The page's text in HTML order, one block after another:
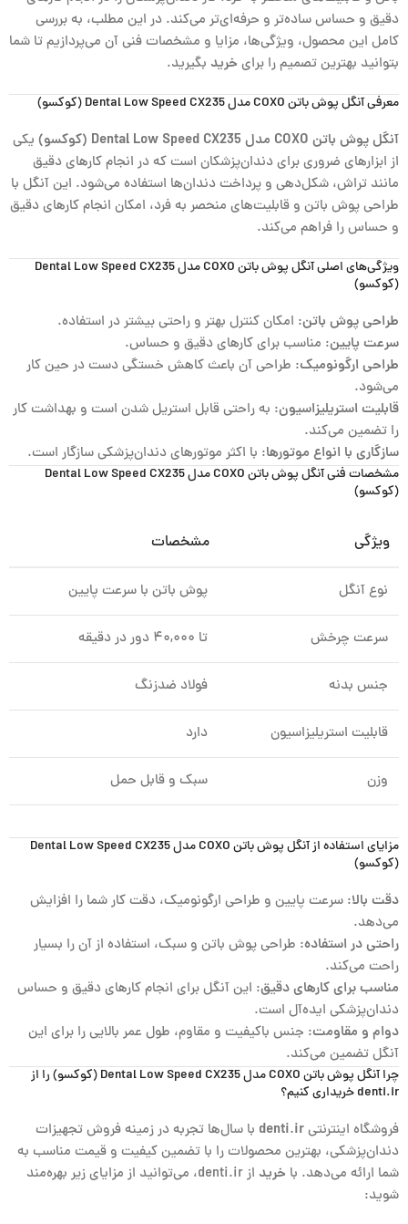
دقیق و حساس ساده‌تر و حرفه‌ای‌تر می‌کند. در این مطلب، به بررسی
کامل این محصول، ویژگی‌ها، مزایا و مشخصات فنی آن می‌پردازیم تا شما
بتوانید بهترین تصمیم را برای خرید بگیرید.
معرفی آنگل پوش باتن COXO مدل Dental Low Speed CX235 (کوکسو)
آنگل پوش باتن COXO مدل Dental Low Speed CX235 (کوکسو)
یکی
از ابزارهای ضروری برای دندان‌پزشکان است که در انجام کارهای دقیق
مانند تراش، شکل‌دهی و پرداخت دندان‌ها استفاده می‌شود. این آنگل با
طراحی پوش باتن و قابلیت‌های منحصر به فرد، امکان انجام کارهای دقیق
و حساس را فراهم می‌کند.
ویژگی‌های اصلی آنگل پوش باتن COXO مدل Dental Low Speed CX235
(کوکسو)
طراحی پوش باتن: امکان کنترل بهتر و راحتی بیشتر در استفاده.
سرعت پایین: مناسب برای کارهای دقیق و حساس.
طراحی ارگونومیک: طراحی آن باعث کاهش خستگی دست در حین کار
می‌شود.
قابلیت استریلیزاسیون: به راحتی قابل استریل شدن است و بهداشت کار
را تضمین می‌کند.
سازگاری با انواع موتورها: با اکثر موتورهای دندان‌پزشکی سازگار است.
مشخصات فنی آنگل پوش باتن COXO مدل Dental Low Speed CX235
(کوکسو)
ویژگی مشخصات
نوع آنگل پوش باتن با سرعت پایین
سرعت چرخش تا ۴۰,۰۰۰ دور در دقیقه
جنس بدنه فولاد ضدزنگ
قابلیت استریلیزاسیون دارد
وزن سبک و قابل حمل
مزایای استفاده از آنگل پوش باتن COXO مدل Dental Low Speed CX235
(کوکسو)
دقت بالا: سرعت پایین و طراحی ارگونومیک، دقت کار شما را افزایش
می‌دهد.
راحتی در استفاده: طراحی پوش باتن و سبک، استفاده از آن را بسیار
راحت می‌کند.
مناسب برای کارهای دقیق: این آنگل برای انجام کارهای دقیق و حساس
دندان‌پزشکی ایده‌آل است.
دوام و مقاومت: جنس باکیفیت و مقاوم، طول عمر بالایی را برای این
آنگل تضمین می‌کند.
چرا آنگل پوش باتن COXO مدل Dental Low Speed CX235 (کوکسو) را از
denti.ir خریداری کنیم؟
فروشگاه اینترنتیdenti.ir با سال‌ها تجربه در زمینه فروش تجهیزات
دندان‌پزشکی، بهترین محصولات را با تضمین کیفیت و قیمت مناسب به
شما ارائه می‌دهد. با خرید
از denti.ir، می‌توانید از مزایای زیر بهره‌مند
شوید: